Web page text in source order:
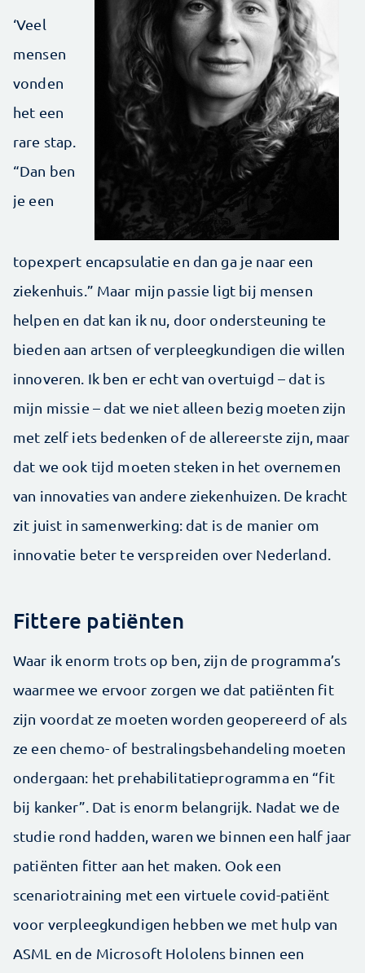
‘Veel
mensen
vonden
het een
rare stap.
“Dan ben
je een
topexpert encapsulatie en dan ga je naar een
ziekenhuis.” Maar mijn passie ligt bij mensen
helpen en dat kan ik nu, door ondersteuning te
bieden aan artsen of verpleegkundigen die willen
innoveren. Ik ben er echt van overtuigd – dat is
mijn missie – dat we niet alleen bezig moeten zijn
met zelf iets bedenken of de allereerste zijn, maar
dat we ook tijd moeten steken in het overnemen
van innovaties van andere ziekenhuizen. De kracht
zit juist in samenwerking: dat is de manier om
innovatie beter te verspreiden over Nederland.
Fittere patiënten
Waar ik enorm trots op ben, zijn de programma’s
waarmee we ervoor zorgen we dat patiënten fit
zijn voordat ze moeten worden geopereerd of als
ze een chemo- of bestralingsbehandeling moeten
ondergaan: het pre­habilitatieprogramma en “fit
bij kanker”. Dat is enorm belangrijk. Nadat we de
studie rond hadden, waren we binnen een half jaar
patiënten fitter aan het maken. Ook een
scenariotraining met een virtuele covid-­patiënt
voor verpleegkundigen hebben we met hulp van
ASML en de Microsoft Hololens binnen een